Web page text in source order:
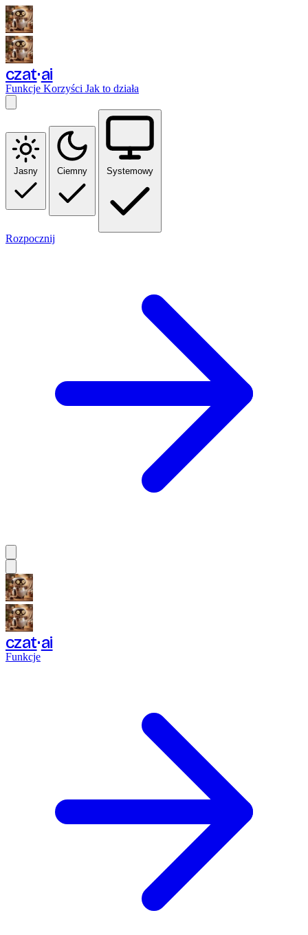
czat ai
Funkcje Korzyści Jak to działa
Jasny Ciemny Systemowy
Rozpocznij
czat ai
Funkcje